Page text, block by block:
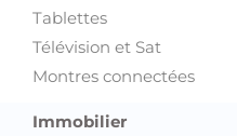
Tablettes
Télévision et Sat
Montres connectées
Immobilier